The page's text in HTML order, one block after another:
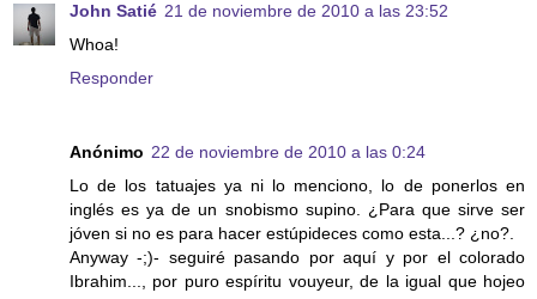
John Satié 21 de noviembre de 2010 a las 23:52
Whoa!
Responder
Anónimo 22 de noviembre de 2010 a las 0:24
Lo de los tatuajes ya ni lo menciono, lo de ponerlos en
inglés es ya de un snobismo supino. ¿Para que sirve ser
jóven si no es para hacer estúpideces como esta...? ¿no?.
Anyway -;)- seguiré pasando por aquí y por el colorado
Ibrahim..., por puro espíritu vouyeur, de la igual que hojeo